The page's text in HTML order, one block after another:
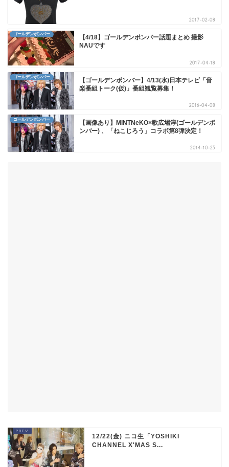
2017-02-08
ゴールデンボンバー
【4/18】ゴールデンボンバー話題まとめ 撮影
NAUです
2017-04-18
ゴールデンボンバー
【ゴールデンボンバー】4/13(水)日本テレビ「音
楽番組トーク(仮)」番組観覧募集！
2016-04-08
ゴールデンボンバー
【画像あり】MINTNeKO×歌広場淳(ゴールデンボ
ンバー) 、「ねこじろう」コラボ第8弾決定！
2014-10-23
12/22(金) ニコ生「YOSHIKI
CHANNEL X'MAS S...